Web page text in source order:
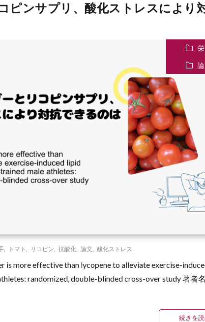
ピンサプリ、酸化ストレスにより
トマト リコピン 抗酸化 論文 酸化ストレス
is more effective than lycopene to alleviate exercise-
randomized, double-blinded cross-over study 著者
続きを